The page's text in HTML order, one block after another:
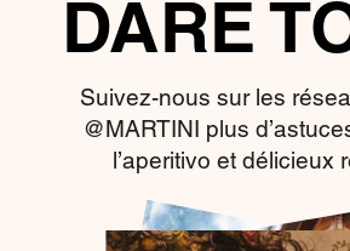
DARE
Suivez-nous sur les
@MARTINI plus
l’aperitivo et délicieux